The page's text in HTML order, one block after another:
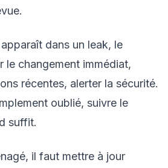
dans un leak, le
le changement immédiat,
récentes, alerter la sécurité.
oublié, suivre le
suffit.
il faut mettre à jour